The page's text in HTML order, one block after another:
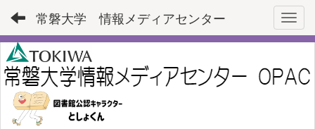
常磐大学 情報メディアセンター